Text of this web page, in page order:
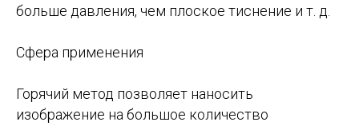
больше давления, чем плоское тиснение и т. д.
Сфера применения
Горячий метод позволяет наносить
изображение на большое количество